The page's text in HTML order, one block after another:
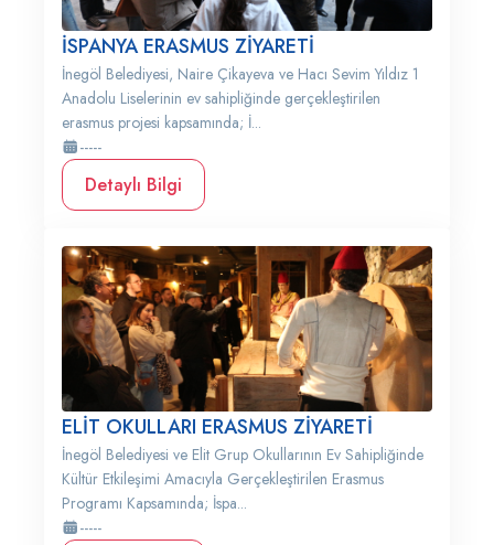
İSPANYA ERASMUS ZİYARETİ
İnegöl Belediyesi, Naire Çikayeva ve Hacı Sevim Yıldız 1
Anadolu Liselerinin ev sahipliğinde gerçekleştirilen
erasmus projesi kapsamında; İ...
-----
Detaylı Bilgi
ELİT OKULLARI ERASMUS ZİYARETİ
İnegöl Belediyesi ve Elit Grup Okullarının Ev Sahipliğinde
Kültür Etkileşimi Amacıyla Gerçekleştirilen Erasmus
Programı Kapsamında; İspa...
-----